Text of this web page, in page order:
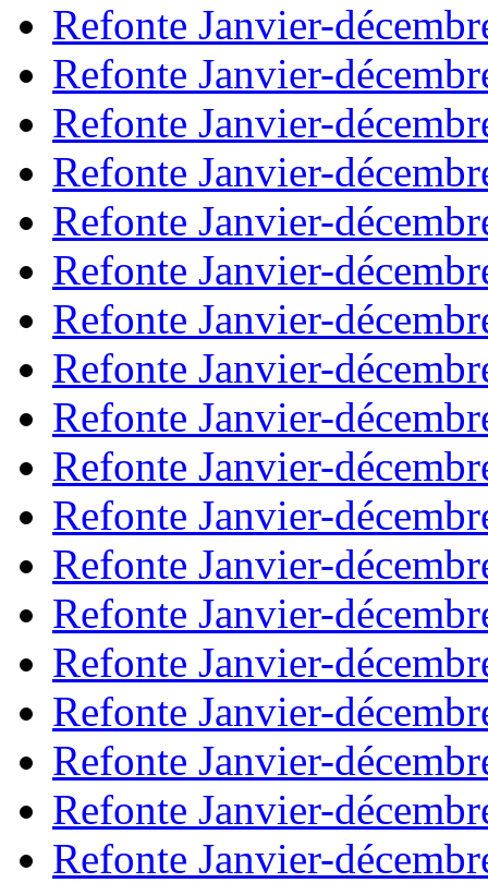
Refonte Janvier-
Refonte Janvier-
Refonte Janvier-
Refonte Janvier-
Refonte Janvier-
Refonte Janvier-
Refonte Janvier-
Refonte Janvier-
Refonte Janvier-
Refonte Janvier-
Refonte Janvier-
Refonte Janvier-
Refonte Janvier-
Refonte Janvier-
Refonte Janvier-
Refonte Janvier-
Refonte Janvier-
Refonte Janvier-